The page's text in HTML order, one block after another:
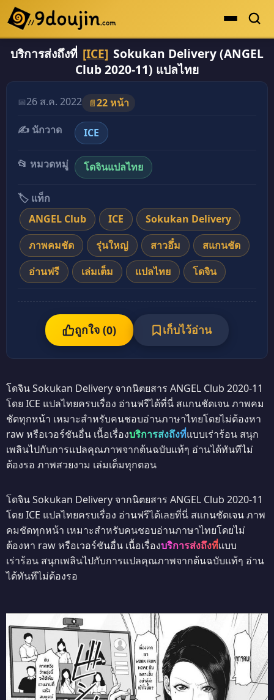
ดูเยอะสุด
คะแนนเยอะสุด
โดจินรูปสี
เรื่องที่เก็บไว้
บริการส่งถึงที่ [ICE] Sokukan Delivery (ANGEL
Club 2020-11) แปลไทย
📅26 ส.ค. 2022 📄22 หน้า
✍️ นักวาด
ICE
📂 หมวดหมู่ โดจินแปลไทย
🏷️ แท็ก
ANGEL Club
ICE
Sokukan Delivery
ภาพคมชัด
รุ่นใหญ่ สาวอึ๋ม
สแกนชัด
อ่านฟรี
เล่มเต็ม แปลไทย โดจิน
ถูกใจ (0) เก็บไว้อ่าน
โดจิน Sokukan Delivery จากนิตยสาร ANGEL Club 2020-11
โดย ICE แปลไทยครบเรื่อง อ่านฟรีได้ที่นี่ สแกนชัดเจน ภาพคม
ชัดทุกหน้า เหมาะสำหรับคนชอบอ่านภาษาไทยโดยไม่ต้องหา
raw หรือเวอร์ชันอื่น เนื้อเรื่องบริการส่งถึงที่แบบเร่าร้อน สนุก
เพลินไปกับการแปลคุณภาพจากต้นฉบับแท้ๆ อ่านได้ทันทีไม่
ต้องรอ ภาพสวยงาม เล่มเต็มทุกตอน
โดจิน Sokukan Delivery จากนิตยสาร ANGEL Club 2020-11
โดย ICE แปลไทยครบเรื่อง อ่านฟรีได้เลยที่นี่ สแกนชัดเจน ภาพ
คมชัดทุกหน้า เหมาะสำหรับคนชอบอ่านภาษาไทยโดยไม่
ต้องหา raw หรือเวอร์ชันอื่น เนื้อเรื่องบริการส่งถึงที่แบบ
เร่าร้อน สนุกเพลินไปกับการแปลคุณภาพจากต้นฉบับแท้ๆ อ่าน
ได้ทันทีไม่ต้องรอ